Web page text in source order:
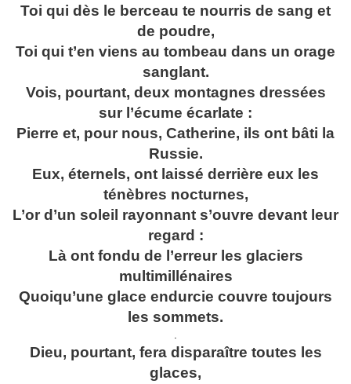
Toi qui dès le berceau te nourris de sang et
de poudre,
Toi qui t’en viens au tombeau dans un orage
sanglant.
Vois, pourtant, deux montagnes dressées
sur l’écume écarlate :
Pierre et, pour nous, Catherine, ils ont bâti la
Russie.
Eux, éternels, ont laissé derrière eux les
ténèbres nocturnes,
L’or d’un soleil rayonnant s’ouvre devant leur
regard :
Là ont fondu de l’erreur les glaciers
multimillénaires
Quoiqu’une glace endurcie couvre toujours
les sommets.
Dieu, pourtant, fera disparaître toutes les
glaces,